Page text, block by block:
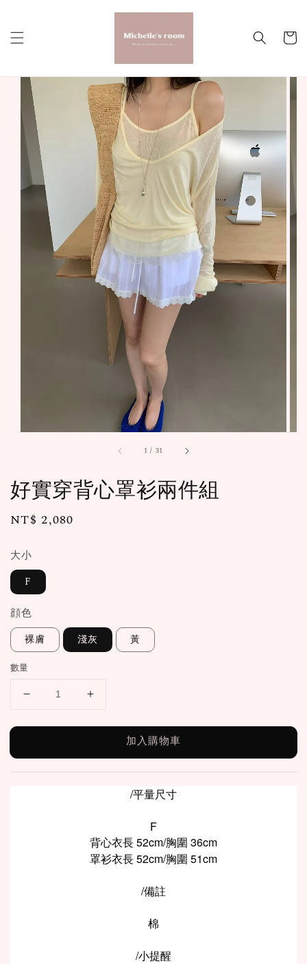
1 / 31
好實穿背心罩衫兩件組
Regular
NT$ 2,080
大小
F
顔色
裸膚 淺灰 黃
數量
加入購物車
/平量尺寸
F
背心衣長 52cm/胸圍 36cm
罩衫衣長 52cm/胸圍 51cm
/備註
棉
/小提醒